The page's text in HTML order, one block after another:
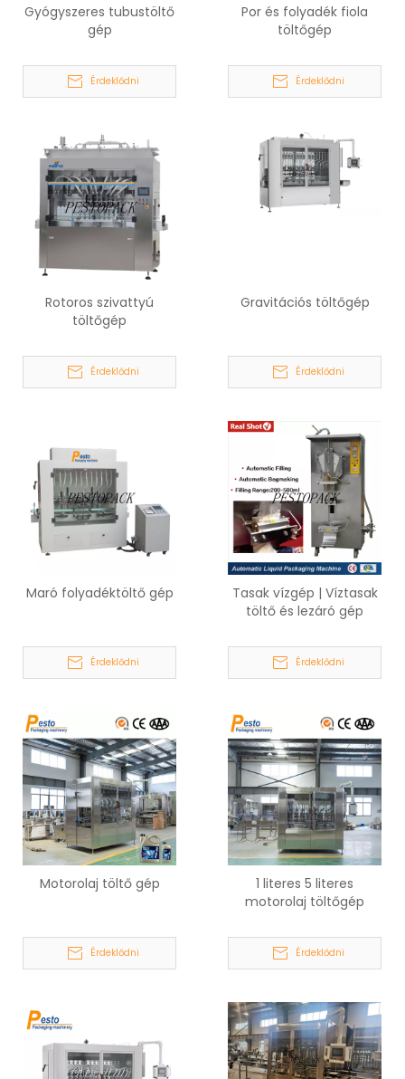
Gyógyszeres tubustöltő
gép
Érdeklődni
Por és folyadék fiola
töltőgép
Érdeklődni
Rotoros szivattyú
töltőgép
Érdeklődni
Gravitációs töltőgép
Érdeklődni
Maró folyadéktöltő gép
Érdeklődni
Tasak vízgép | Víztasak
töltő és lezáró gép
Érdeklődni
Motorolaj töltő gép
Érdeklődni
1 literes 5 literes
motorolaj töltőgép
Érdeklődni